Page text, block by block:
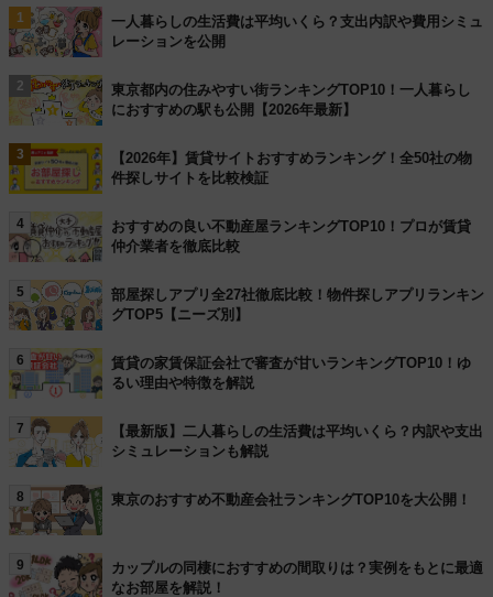
1
一人暮らしの生活費は平均いくら？支出内訳や費用シミュ
レーションを公開
2
東京都内の住みやすい街ランキングTOP10！一人暮らし
におすすめの駅も公開【2026年最新】
3
【2026年】賃貸サイトおすすめランキング！全50社の物
件探しサイトを比較検証
4
おすすめの良い不動産屋ランキングTOP10！プロが賃貸
仲介業者を徹底比較
5
部屋探しアプリ全27社徹底比較！物件探しアプリランキン
グTOP5【ニーズ別】
6
賃貸の家賃保証会社で審査が甘いランキングTOP10！ゆ
るい理由や特徴を解説
7
【最新版】二人暮らしの生活費は平均いくら？内訳や支出
シミュレーションも解説
8 東京のおすすめ不動産会社ランキングTOP10を大公開！
9
カップルの同棲におすすめの間取りは？実例をもとに最適
なお部屋を解説！